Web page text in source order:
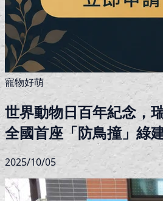
寵物好萌
世界動物日百年紀念，
全國首座「防鳥撞」綠
2025/10/05